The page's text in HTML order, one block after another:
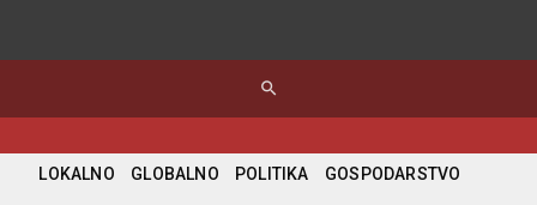
search
LOKALNO GLOBALNO POLITIKA GOSPODARSTVO